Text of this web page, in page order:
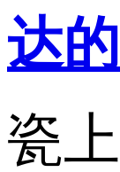
达
瓷